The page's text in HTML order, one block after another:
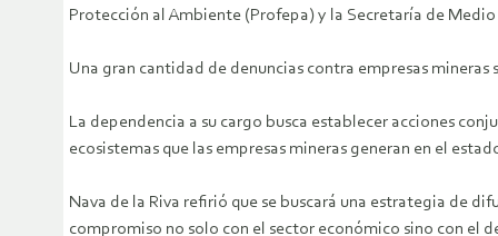
Protección al Ambiente (Profepa) y la Secretaría de
Una gran cantidad de denuncias contra empresas
La dependencia a su cargo busca establecer acciones
ecosistemas que las empresas mineras generan en el
Nava de la Riva refirió que se buscará una estrategia de
compromiso no solo con el sector económico sino con el